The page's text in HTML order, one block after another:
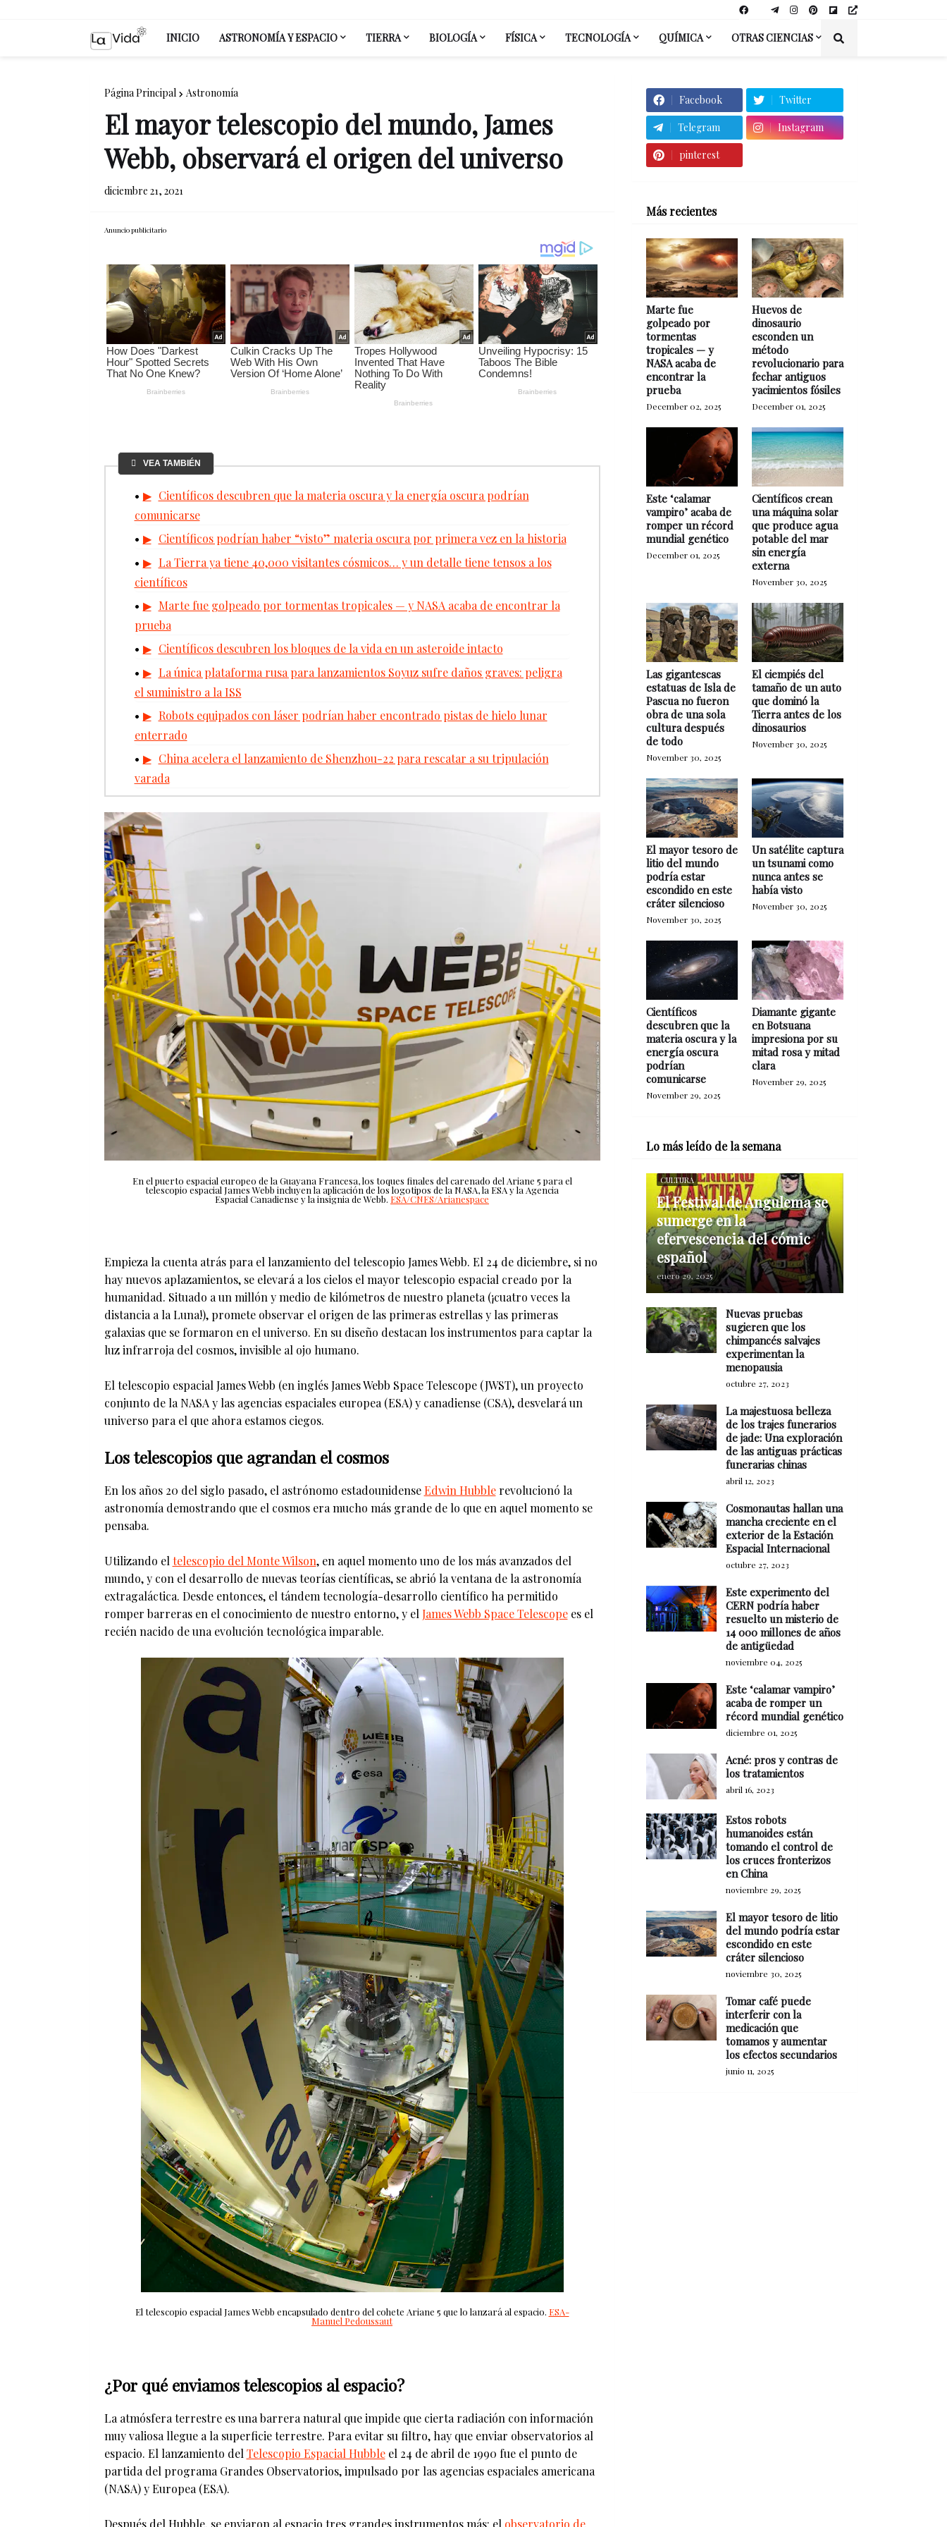
INICIO ASTRONOMÍA Y ESPACIO TIERRA BIOLOGÍA FÍSICA TECNOLOGÍA QUÍMICA OTRAS CIENCIAS
Página Principal Astronomía
El mayor telescopio del mundo, James
Webb, observará el origen del universo
diciembre 21, 2021
Anuncio publicitario
VEA TAMBIÉN
Científicos descubren que la materia oscura y la energía oscura podrían
comunicarse
Científicos podrían haber “visto” materia oscura por primera vez en la historia
La Tierra ya tiene 40,000 visitantes cósmicos… y un detalle tiene tensos a los
científicos
Marte fue golpeado por tormentas tropicales — y NASA acaba de encontrar la
prueba
Científicos descubren los bloques de la vida en un asteroide intacto
La única plataforma rusa para lanzamientos Soyuz sufre daños graves: peligra
el suministro a la ISS
Robots equipados con láser podrían haber encontrado pistas de hielo lunar
enterrado
China acelera el lanzamiento de Shenzhou-22 para rescatar a su tripulación
varada
En el puerto espacial europeo de la Guayana Francesa, los toques finales del carenado del Ariane 5 para el
telescopio espacial James Webb incluyen la aplicación de los logotipos de la NASA, la ESA y la Agencia
Espacial Canadiense y la insignia de Webb. ESA/CNES/Arianespace
Empieza la cuenta atrás para el lanzamiento del telescopio James Webb. El 24 de diciembre, si no
hay nuevos aplazamientos, se elevará a los cielos el mayor telescopio espacial creado por la
humanidad. Situado a un millón y medio de kilómetros de nuestro planeta (¡cuatro veces la
distancia a la Luna!), promete observar el origen de las primeras estrellas y las primeras
galaxias que se formaron en el universo. En su diseño destacan los instrumentos para captar la
luz infrarroja del cosmos, invisible al ojo humano.
El telescopio espacial James Webb (en inglés James Webb Space Telescope (JWST), un proyecto
conjunto de la NASA y las agencias espaciales europea (ESA) y canadiense (CSA), desvelará un
universo para el que ahora estamos ciegos.
Los telescopios que agrandan el cosmos
En los años 20 del siglo pasado, el astrónomo estadounidenseEdwin Hubblerevolucionó la
astronomía demostrando que el cosmos era mucho más grande de lo que en aquel momento se
pensaba.
Utilizando el telescopio del Monte Wilson, en aquel momento uno de los más avanzados del
mundo, y con el desarrollo de nuevas teorías científicas, se abrió la ventana de la astronomía
extragaláctica. Desde entonces, el tándem tecnología-desarrollo científico ha permitido
romper barreras en el conocimiento de nuestro entorno, y el James Webb Space Telescopees el
recién nacido de una evolución tecnológica imparable.
El telescopio espacial James Webb encapsulado dentro del cohete Ariane 5 que lo lanzará al espacio. ESA-
Manuel Pedoussaut
¿Por qué enviamos telescopios al espacio?
La atmósfera terrestre es una barrera natural que impide que cierta radiación con información
muy valiosa llegue a la superficie terrestre. Para evitar su filtro, hay que enviar observatorios al
espacio. El lanzamiento del Telescopio Espacial Hubbleel 24 de abril de 1990 fue el punto de
partida del programa Grandes Observatorios, impulsado por las agencias espaciales americana
(NASA) y Europea (ESA).
Después del Hubble, se enviaron al espacio tres grandes instrumentos más: el observatorio de
Facebook Twitter
Telegram Instagram
pinterest
Más recientes
Marte fue
golpeado por
tormentas
tropicales — y
NASA acaba de
encontrar la
prueba
December 02, 2025
Huevos de
dinosaurio
esconden un
método
revolucionario para
fechar antiguos
yacimientos fósiles
December 01, 2025
Este ‘calamar
vampiro’ acaba de
romper un récord
mundial genético
December 01, 2025
Científicos crean
una máquina solar
que produce agua
potable del mar
sin energía
externa
November 30, 2025
Las gigantescas
estatuas de Isla de
Pascua no fueron
obra de una sola
cultura después
de todo
November 30, 2025
El ciempiés del
tamaño de un auto
que dominó la
Tierra antes de los
dinosaurios
November 30, 2025
El mayor tesoro de
litio del mundo
podría estar
escondido en este
cráter silencioso
November 30, 2025
Un satélite captura
un tsunami como
nunca antes se
había visto
November 30, 2025
Científicos
descubren que la
materia oscura y la
energía oscura
podrían
comunicarse
November 29, 2025
Diamante gigante
en Botsuana
impresiona por su
mitad rosa y mitad
clara
November 29, 2025
Lo más leído de la semana
CULTURA
El Festival de Angulema se
sumerge en la
efervescencia del cómic
español
enero 29, 2025
Nuevas pruebas
sugieren que los
chimpancés salvajes
experimentan la
menopausia
octubre 27, 2023
La majestuosa belleza
de los trajes funerarios
de jade: Una exploración
de las antiguas prácticas
funerarias chinas
abril 12, 2023
Cosmonautas hallan una
mancha creciente en el
exterior de la Estación
Espacial Internacional
octubre 27, 2023
Este experimento del
CERN podría haber
resuelto un misterio de
14 000 millones de años
de antigüedad
noviembre 04, 2025
Este ‘calamar vampiro’
acaba de romper un
récord mundial genético
diciembre 01, 2025
Acné: pros y contras de
los tratamientos
abril 16, 2023
Estos robots
humanoides están
tomando el control de
los cruces fronterizos
en China
noviembre 29, 2025
El mayor tesoro de litio
del mundo podría estar
escondido en este
cráter silencioso
noviembre 30, 2025
Tomar café puede
interferir con la
medicación que
tomamos y aumentar
los efectos secundarios
junio 11, 2025